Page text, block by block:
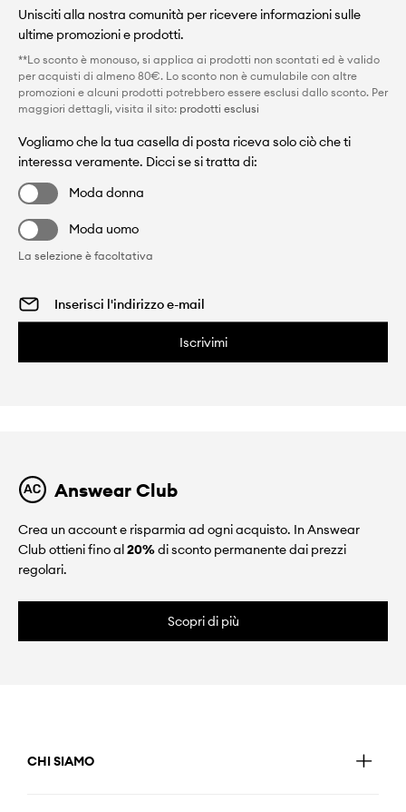
Unisciti alla nostra comunità per ricevere informazioni sulle
ultime promozioni e prodotti.
**Lo sconto è monouso, si applica ai prodotti non scontati ed è valido
per acquisti di almeno 80€. Lo sconto non è cumulabile con altre
promozioni e alcuni prodotti potrebbero essere esclusi dallo sconto. Per
maggiori dettagli, visita il sito: prodotti esclusi
Vogliamo che la tua casella di posta riceva solo ciò che ti
interessa veramente. Dicci se si tratta di:
Moda donna
Moda uomo
La selezione è facoltativa
Iscrivimi
Answear Club
Crea un account e risparmia ad ogni acquisto. In Answear
Club ottieni fino al20%di sconto permanente dai prezzi
regolari.
Scopri di più
CHI SIAMO